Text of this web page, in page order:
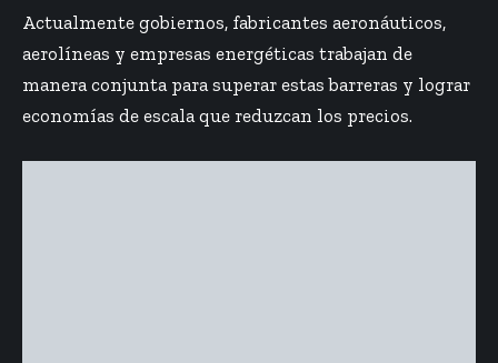
Actualmente gobiernos, fabricantes aeronáuticos,
aerolíneas y empresas energéticas trabajan de
manera conjunta para superar estas barreras y lograr
economías de escala que reduzcan los precios.